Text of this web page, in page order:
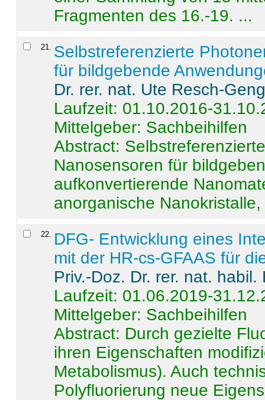
Fragmenten des 16.-19. ...
21
Selbstreferenzierte
für bildgebende
Dr. rer. nat. Ute Resch-
Laufzeit: 01.10.2016-
Mittelgeber: Sachbeihilfen
Abstract:
Nanosensoren für
aufkonvertierende
anorganische
22
DFG- Entwicklung eines
mit der HR-cs-GFAAS für
Priv.-Doz. Dr. rer. nat.
Laufzeit: 01.06.2019-
Mittelgeber: Sachbeihilfen
Abstract: Durch gezielte
ihren Eigenschaften
Metabolismus). Auch
Polyfluorierung neue